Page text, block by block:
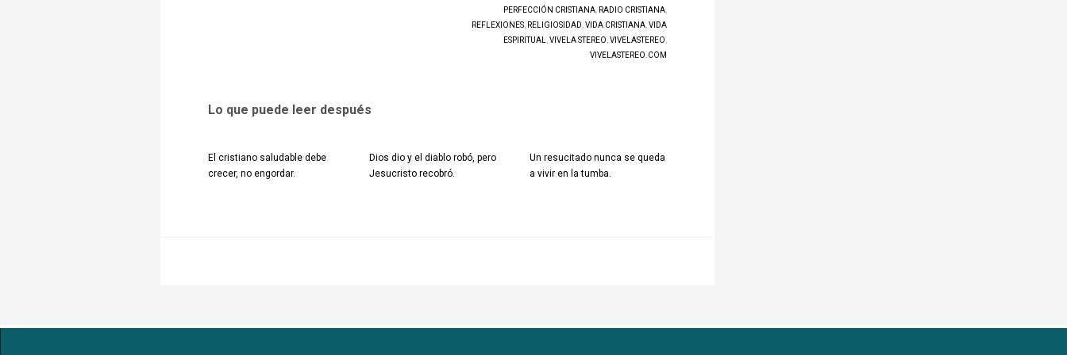
PERFECCIÓN CRISTIANA, RADIO CRISTIANA,
REFLEXIONES, RELIGIOSIDAD VIDA CRISTIANA, VIDA
ESPIRITUAL
VIVELA STEREO VIVELASTEREO
VIVELASTEREO.COM
Lo que puede leer después
El cristiano saludable debe
crecer, no engordar.
Dios dio y el diablo robó, pero
Jesucristo recobró.
Un resucitado nunca se queda
a vivir en la tumba.